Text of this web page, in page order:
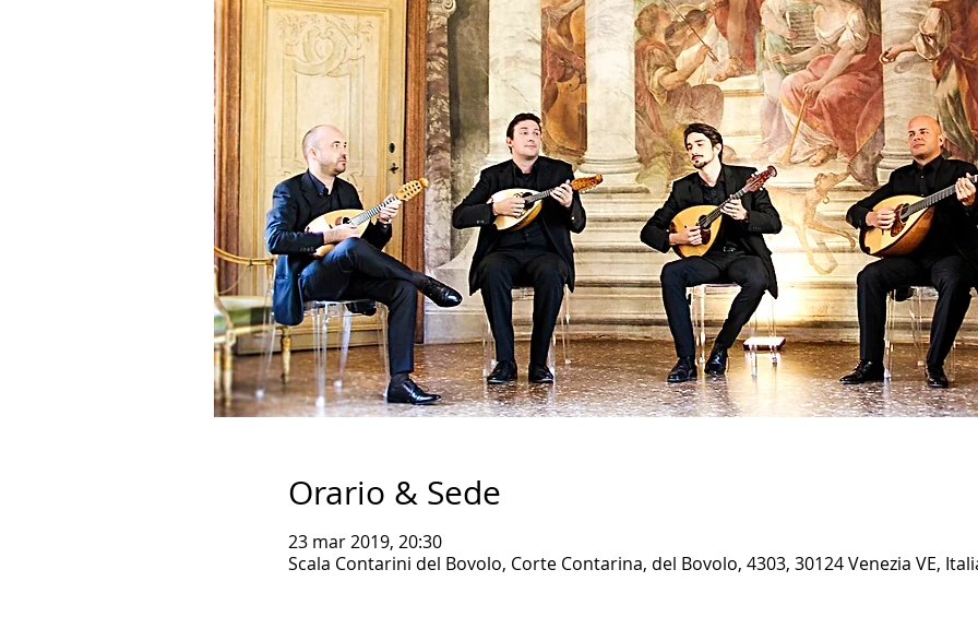
Orario & Sede
23 mar 2019, 20:30
Scala Contarini del Bovolo, Corte Contarina, del Bovolo, 4303, 30124 Venezia VE,